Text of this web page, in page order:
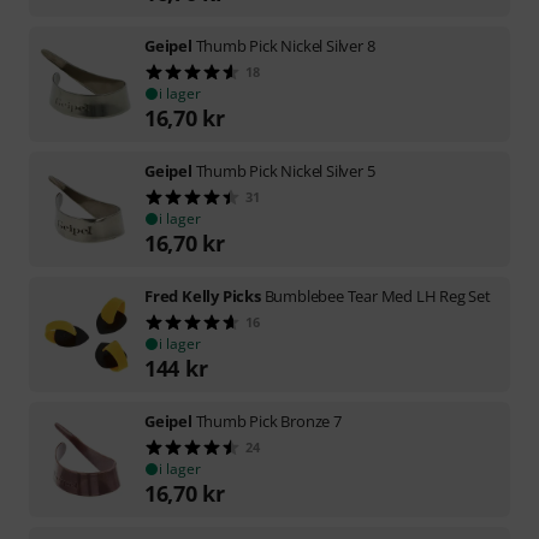
Geipel Thumb Pick Nickel Silver 8
18
i lager
16,70 kr
Geipel Thumb Pick Nickel Silver 5
31
i lager
16,70 kr
Fred Kelly Picks Bumblebee Tear Med LH Reg Set
16
i lager
144 kr
Geipel Thumb Pick Bronze 7
24
i lager
16,70 kr